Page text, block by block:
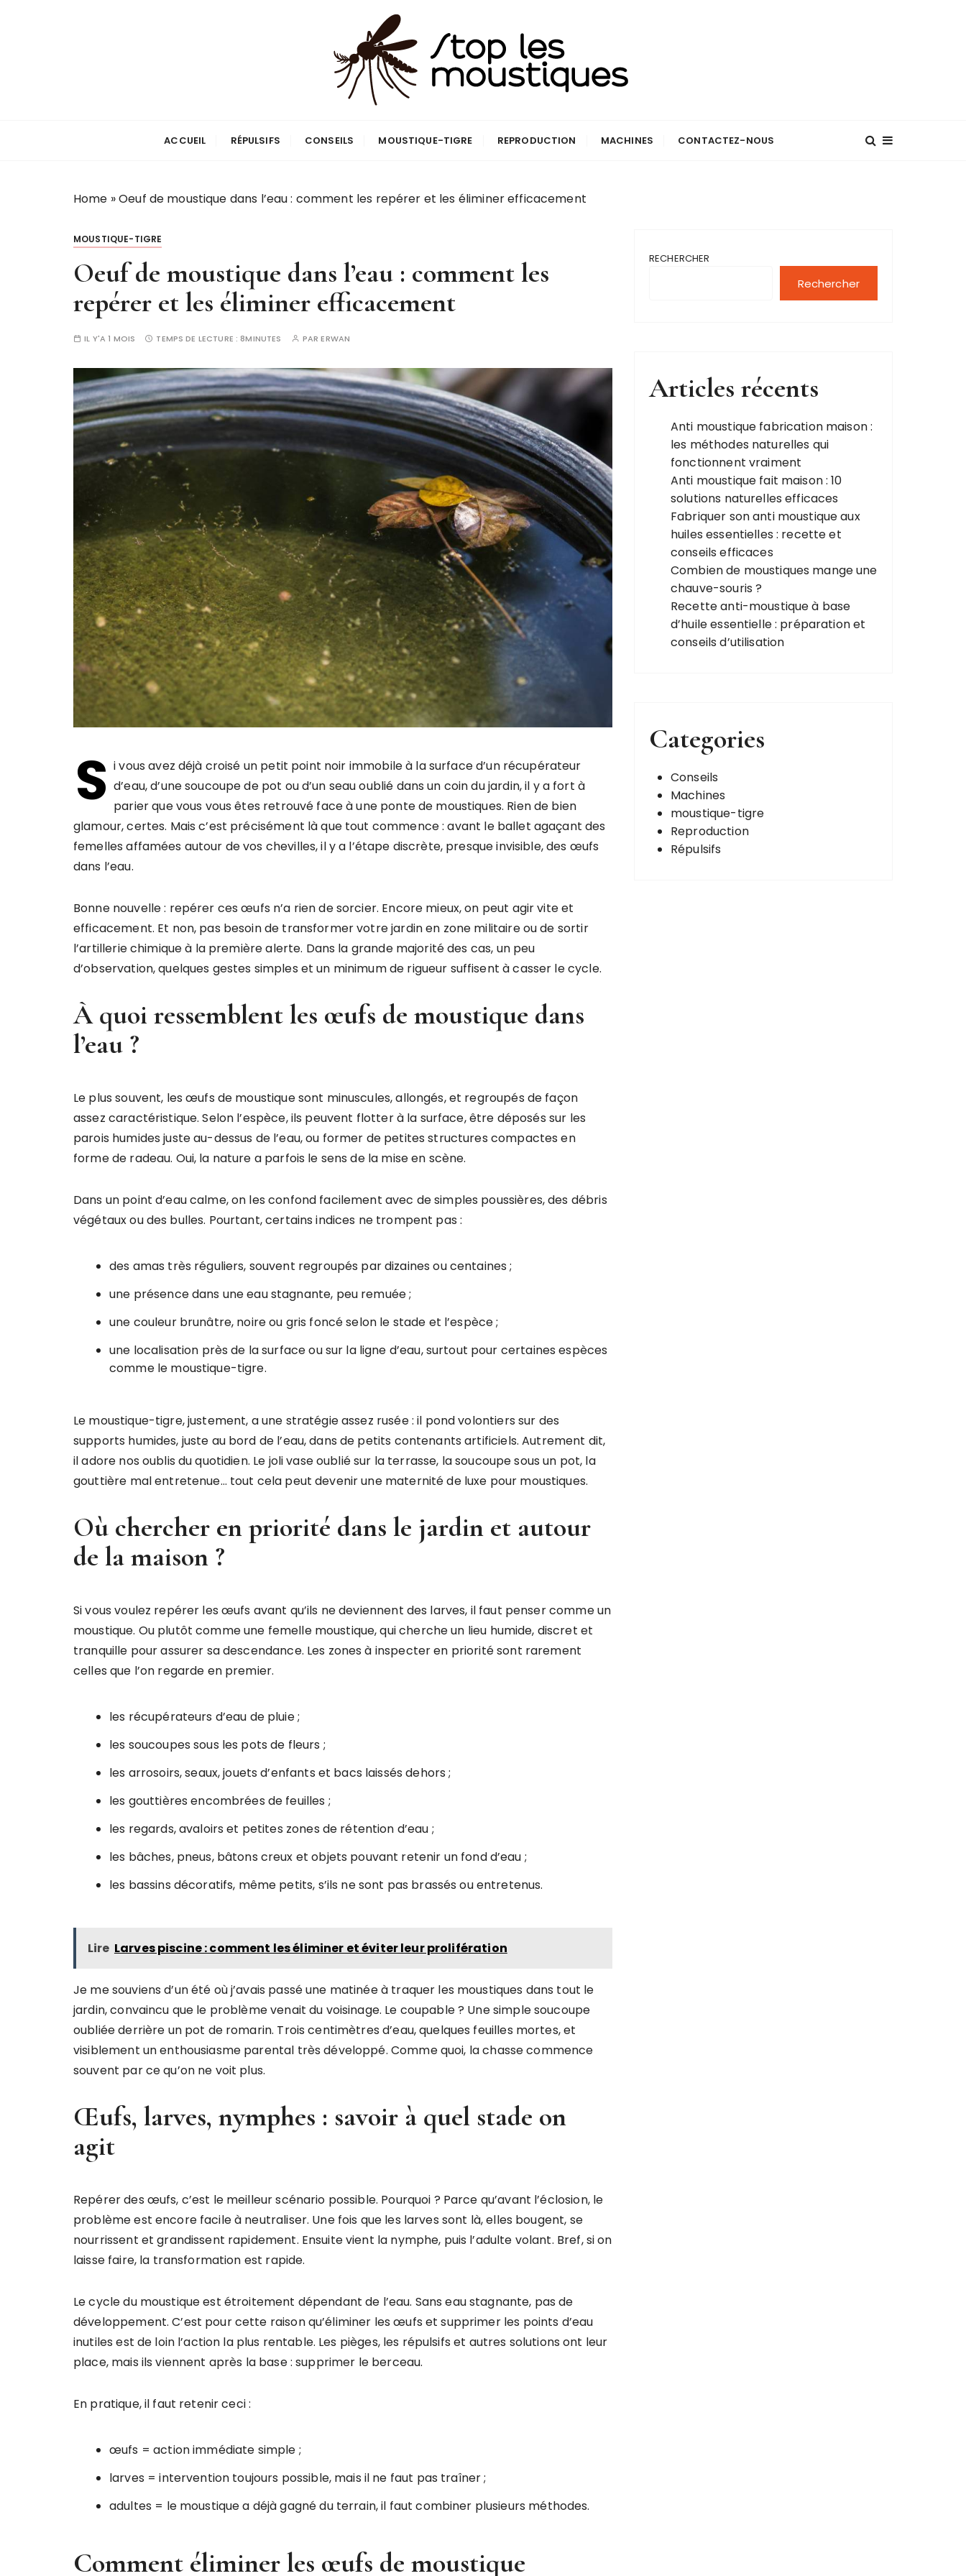
Stop les Moustique
ACCUEIL RÉPULSIFS CONSEILS MOUSTIQUE-TIGRE REPRODUCTION MACHINES CONTACTEZ-NOUS
Home »Oeuf de moustique dans l’eau : comment les repérer et les éliminer efficacement
MOUSTIQUE-TIGRE
Oeuf de moustique dans l’eau : comment les
repérer et les éliminer efficacement
IL Y'A 1 MOIS TEMPS DE LECTURE :8MINUTES PARERWAN
S i vous avez déjà croisé un petit point noir immobile à la surface d’un récupérateur
d’eau, d’une soucoupe de pot ou d’un seau oublié dans un coin du jardin, il y a fort à
parier que vous vous êtes retrouvé face à une ponte de moustiques. Rien de bien
glamour, certes. Mais c’est précisément là que tout commence : avant le ballet agaçant des
femelles affamées autour de vos chevilles, il y a l’étape discrète, presque invisible, des œufs
dans l’eau.
Bonne nouvelle : repérer ces œufs n’a rien de sorcier. Encore mieux, on peut agir vite et
efficacement. Et non, pas besoin de transformer votre jardin en zone militaire ou de sortir
l’artillerie chimique à la première alerte. Dans la grande majorité des cas, un peu
d’observation, quelques gestes simples et un minimum de rigueur suffisent à casser le cycle.
À quoi ressemblent les œufs de moustique dans
l’eau ?
Le plus souvent, les œufs de moustique sont minuscules, allongés, et regroupés de façon
assez caractéristique. Selon l’espèce, ils peuvent flotter à la surface, être déposés sur les
parois humides juste au-dessus de l’eau, ou former de petites structures compactes en
forme de radeau. Oui, la nature a parfois le sens de la mise en scène.
Dans un point d’eau calme, on les confond facilement avec de simples poussières, des débris
végétaux ou des bulles. Pourtant, certains indices ne trompent pas :
des amas très réguliers, souvent regroupés par dizaines ou centaines ;
une présence dans une eau stagnante, peu remuée ;
une couleur brunâtre, noire ou gris foncé selon le stade et l’espèce ;
une localisation près de la surface ou sur la ligne d’eau, surtout pour certaines espèces
comme le moustique-tigre.
Le moustique-tigre, justement, a une stratégie assez rusée : il pond volontiers sur des
supports humides, juste au bord de l’eau, dans de petits contenants artificiels. Autrement dit,
il adore nos oublis du quotidien. Le joli vase oublié sur la terrasse, la soucoupe sous un pot, la
gouttière mal entretenue… tout cela peut devenir une maternité de luxe pour moustiques.
Où chercher en priorité dans le jardin et autour
de la maison ?
Si vous voulez repérer les œufs avant qu’ils ne deviennent des larves, il faut penser comme un
moustique. Ou plutôt comme une femelle moustique, qui cherche un lieu humide, discret et
tranquille pour assurer sa descendance. Les zones à inspecter en priorité sont rarement
celles que l’on regarde en premier.
les récupérateurs d’eau de pluie ;
les soucoupes sous les pots de fleurs ;
les arrosoirs, seaux, jouets d’enfants et bacs laissés dehors ;
les gouttières encombrées de feuilles ;
les regards, avaloirs et petites zones de rétention d’eau ;
les bâches, pneus, bâtons creux et objets pouvant retenir un fond d’eau ;
les bassins décoratifs, même petits, s’ils ne sont pas brassés ou entretenus.
Lire Larves piscine : comment les éliminer et éviter leur prolifération
Je me souviens d’un été où j’avais passé une matinée à traquer les moustiques dans tout le
jardin, convaincu que le problème venait du voisinage. Le coupable ? Une simple soucoupe
oubliée derrière un pot de romarin. Trois centimètres d’eau, quelques feuilles mortes, et
visiblement un enthousiasme parental très développé. Comme quoi, la chasse commence
souvent par ce qu’on ne voit plus.
Œufs, larves, nymphes : savoir à quel stade on
agit
Repérer des œufs, c’est le meilleur scénario possible. Pourquoi ? Parce qu’avant l’éclosion, le
problème est encore facile à neutraliser. Une fois que les larves sont là, elles bougent, se
nourrissent et grandissent rapidement. Ensuite vient la nymphe, puis l’adulte volant. Bref, si on
laisse faire, la transformation est rapide.
Le cycle du moustique est étroitement dépendant de l’eau. Sans eau stagnante, pas de
développement. C’est pour cette raison qu’éliminer les œufs et supprimer les points d’eau
inutiles est de loin l’action la plus rentable. Les pièges, les répulsifs et autres solutions ont leur
place, mais ils viennent après la base : supprimer le berceau.
En pratique, il faut retenir ceci :
œufs = action immédiate simple ;
larves = intervention toujours possible, mais il ne faut pas traîner ;
adultes = le moustique a déjà gagné du terrain, il faut combiner plusieurs méthodes.
Comment éliminer les œufs de moustique
RECHERCHER
Rechercher
Articles récents
Anti moustique fabrication maison :
les méthodes naturelles qui
fonctionnent vraiment
Anti moustique fait maison : 10
solutions naturelles efficaces
Fabriquer son anti moustique aux
huiles essentielles : recette et
conseils efficaces
Combien de moustiques mange une
chauve-souris ?
Recette anti-moustique à base
d’huile essentielle : préparation et
conseils d’utilisation
Categories
Conseils
Machines
moustique-tigre
Reproduction
Répulsifs